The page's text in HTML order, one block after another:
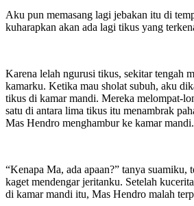
Aku pun memasang lagi jebakan itu di
kuharapkan akan ada lagi tikus yang
Karena lelah ngurusi tikus, sekitar tengah
kamarku. Ketika mau sholat subuh, aku
tikus di kamar mandi. Mereka melompat-
satu di antara lima tikus itu menambrak
Mas Hendro menghambur ke kamar mandi.
“Kenapa Ma, ada apaan?” tanya suamiku,
kaget mendengar jeritanku. Setelah
di kamar mandi itu, Mas Hendro malah